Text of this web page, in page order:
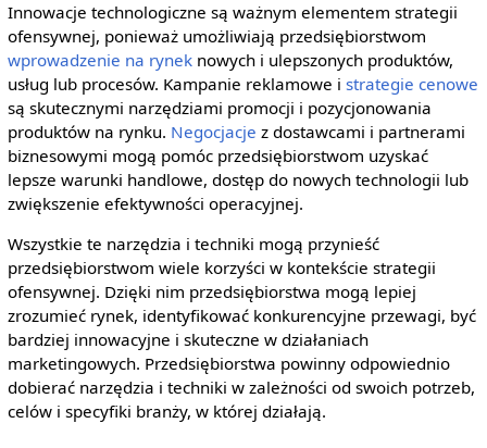
Innowacje technologiczne są ważnym elementem strategii
ofensywnej, ponieważ umożliwiają przedsiębiorstwom
wprowadzenie na ryneknowych i ulepszonych produktów,
usług lub procesów. Kampanie reklamowe i strategie cenowe
są skutecznymi narzędziami promocji i pozycjonowania
produktów na rynku. Negocjacje z dostawcami i partnerami
biznesowymi mogą pomóc przedsiębiorstwom uzyskać
lepsze warunki handlowe, dostęp do nowych technologii lub
zwiększenie efektywności operacyjnej.
Wszystkie te narzędzia i techniki mogą przynieść
przedsiębiorstwom wiele korzyści w kontekście strategii
ofensywnej. Dzięki nim przedsiębiorstwa mogą lepiej
zrozumieć rynek, identyfikować konkurencyjne przewagi, być
bardziej innowacyjne i skuteczne w działaniach
marketingowych. Przedsiębiorstwa powinny odpowiednio
dobierać narzędzia i techniki w zależności od swoich potrzeb,
celów i specyfiki branży, w której działają.